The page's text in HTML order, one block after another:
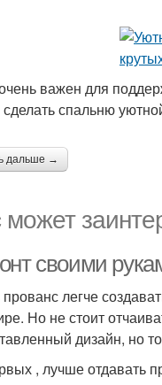
важен для
спальню
дальше →
своими
легче
Но не стоит
дизайн, но
, лучше отдавать